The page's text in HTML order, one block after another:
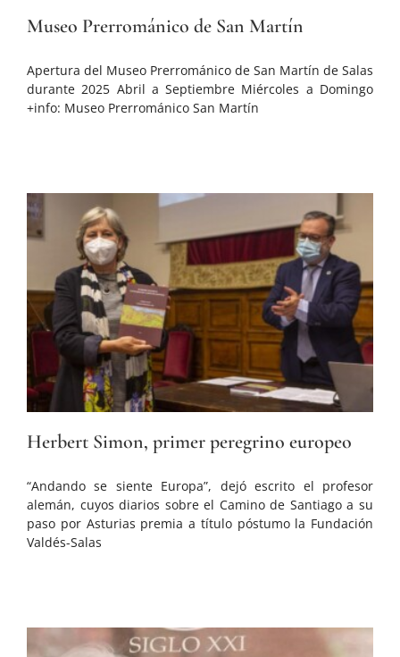
Museo Prerrománico de San Martín
Apertura del Museo Prerrománico de San Martín de Salas
durante 2025 Abril a Septiembre Miércoles a Domingo
+info: Museo Prerrománico San Martín
Herbert Simon, primer peregrino europeo
“Andando se siente Europa”, dejó escrito el profesor
alemán, cuyos diarios sobre el Camino de Santiago a su
paso por Asturias premia a título póstumo la Fundación
Valdés-Salas